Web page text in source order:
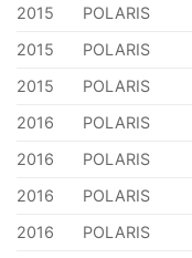
2015
POLARIS
2015
POLARIS
2015
POLARIS
2016
POLARIS
2016
POLARIS
2016
POLARIS
2016
POLARIS